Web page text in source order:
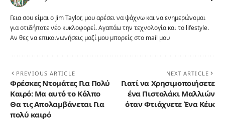
Γεια σου είμαι ο Jim Taylor, μου αρέσει να ψάχνω και να ενημερώνομαι
για οτιδήποτε νέο κυκλοφορεί. Αγαπάω την τεχνολογία και το lifestyle.
Αν θες να επικοινωνήσεις μαζί μου μπορείς στο mail μου
PREVIOUS ARTICLE
Φρέσκες Ντομάτες Για Πολύ
Καιρό: Μα αυτό το Κόλπο
Θα τις Απολαμβάνεται Για
πολύ καιρό
NEXT ARTICLE
Γιατί να Χρησιμοποιήσετε
ένα Πιστολάκι Μαλλιών
όταν Φτιάχνετε Ένα Κέικ